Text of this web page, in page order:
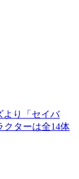
より「セイバ
クターは全14体